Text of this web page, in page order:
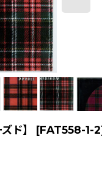
ド】 [FAT558-1-2